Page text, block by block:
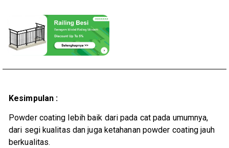
Kesimpulan :
Powder coating lebih baik dari pada cat pada umumnya,
dari segi kualitas dan juga ketahanan powder coating jauh
berkualitas.